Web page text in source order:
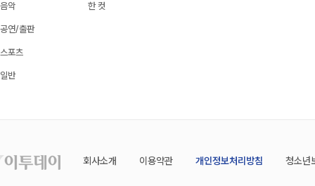
음악
공연/출판
스포츠
일반
한 컷
회사소개 이용약관 개인정보처리방침 청소년